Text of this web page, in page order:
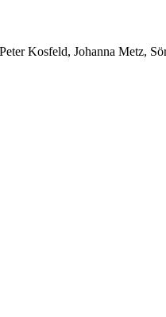
Kosfeld, Johanna Metz,